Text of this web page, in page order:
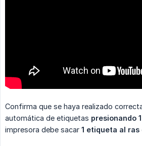
Confirma que se haya realizado
automática de etiquetas presionando
impresora debe sacar 1 etiqueta al